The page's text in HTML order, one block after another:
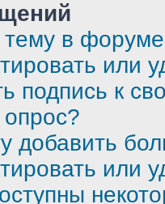
тему в
или
подпись к
опрос?
добавить
или